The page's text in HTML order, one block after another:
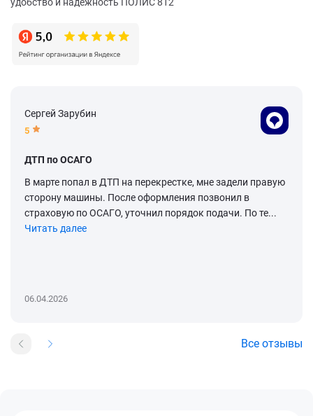
Сергей Зарубин
5
ДТП по ОСАГО
В марте попал в ДТП на перекрестке, мне задели правую
сторону машины. После оформления позвонил в
страховую по ОСАГО, уточнил порядок подачи. По те...
Читать далее
06.04.2026
Все отзывы